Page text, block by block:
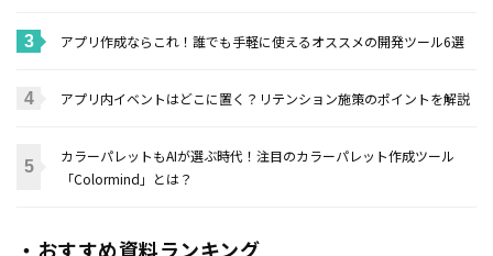
アプリ作成ならこれ！誰でも手軽に使えるオススメの開発ツール6選
アプリ内イベントはどこに置く？リテンション施策のポイントを解説
カラーパレットもAIが選ぶ時代！注目のカラーパレット作成ツール
「Colormind」とは？
・おすすめ資料ランキング